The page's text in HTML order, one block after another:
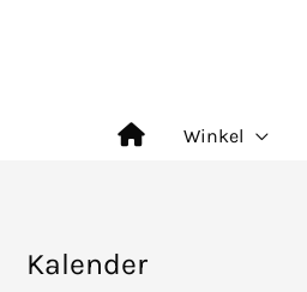
Winkel
Kalender